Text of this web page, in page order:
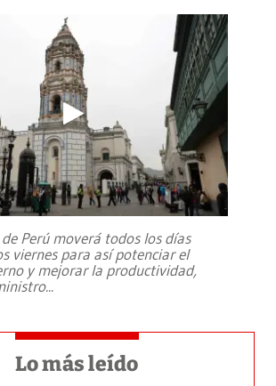
Perú moverá todos los días
viernes para así potenciar el
y mejorar la productividad,
...
Lo más leído